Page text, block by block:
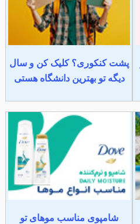
پشت کنکوری؟ کلیک کن و سال
دیگه تو بهترین دانشگاه هستی
شامپوی مناسب موهای تو